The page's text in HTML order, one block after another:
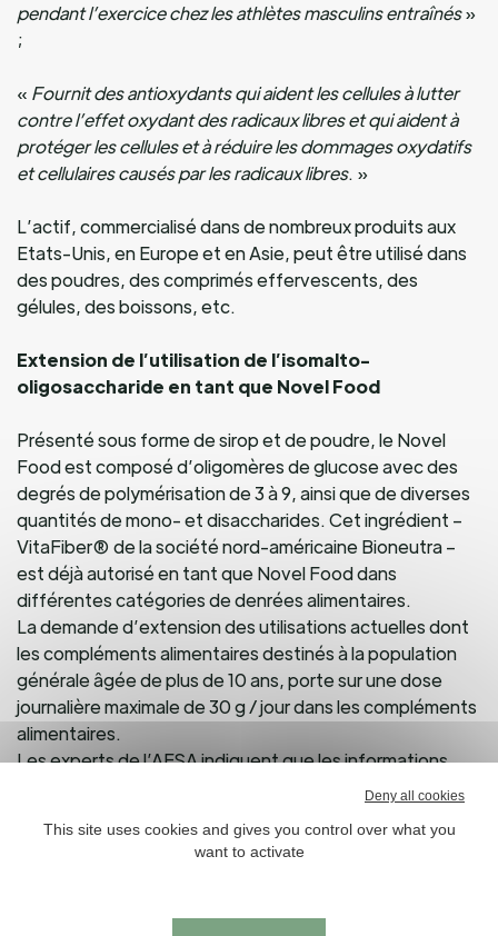
pendant l’exercice chez les athlètes masculins entraînés»
;
« Fournit des antioxydants qui aident les cellules à lutter
contre l’effet oxydant des radicaux libres et qui aident à
protéger les cellules et à réduire les dommages oxydatifs
et cellulaires causés par les radicaux libres. »
L’actif, commercialisé dans de nombreux produits aux
Etats-Unis, en Europe et en Asie, peut être utilisé dans
des poudres, des comprimés effervescents, des
gélules, des boissons, etc.
Extension de l’utilisation de l’isomalto-
oligosaccharide en tant que Novel Food
Présenté sous forme de sirop et de poudre, le Novel
Food est composé d’oligomères de glucose avec des
degrés de polymérisation de 3 à 9, ainsi que de diverses
quantités de mono- et disaccharides. Cet ingrédient –
VitaFiber® de la société nord-américaine Bioneutra –
est déjà autorisé en tant que Novel Food dans
différentes catégories de denrées alimentaires.
La demande d’extension des utilisations actuelles dont
les compléments alimentaires destinés à la population
générale âgée de plus de 10 ans, porte sur une dose
journalière maximale de 30 g / jour dans les compléments
alimentaires.
Les experts de l’AESA indiquent que les informations
fournies sur le processus de fabrication, la composition
sécurité. Sur la base d’une étude de tolérance chez des
This site uses cookies and gives you control over what you
want to activate
Deny all cookies